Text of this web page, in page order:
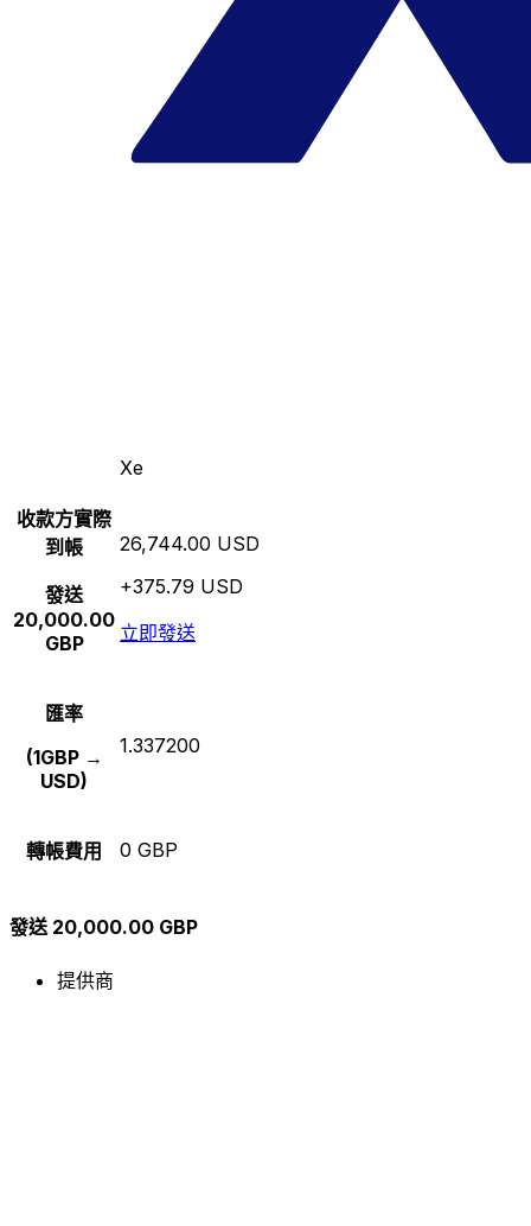
Xe
收款方實際
到帳
發送
20,000.00
GBP
26,744.00 USD
+375.79 USD
立即發送
匯率
(1GBP →
USD)
1.337200
轉帳費用 0 GBP
發送 20,000.00 GBP
提供商